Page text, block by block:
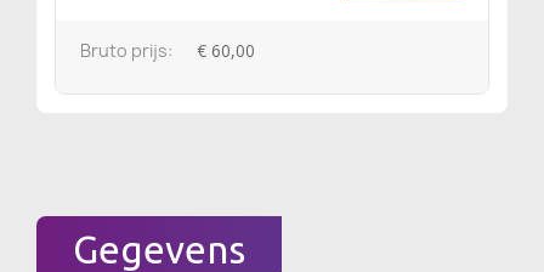
Bruto prijs: € 60,00
Gegevens